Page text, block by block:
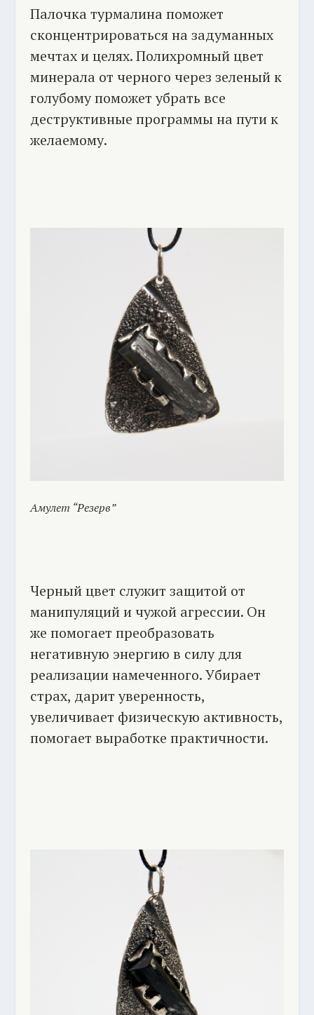
Палочка турмалина поможет
сконцентрироваться на задуманных
мечтах и целях. Полихромный цвет
минерала от черного через зеленый к
голубому поможет убрать все
деструктивные программы на пути к
желаемому.
Амулет “Резерв”
Черный цвет служит защитой от
манипуляций и чужой агрессии. Он
же помогает преобразовать
негативную энергию в силу для
реализации намеченного. Убирает
страх, дарит уверенность,
увеличивает физическую активность,
помогает выработке практичности.